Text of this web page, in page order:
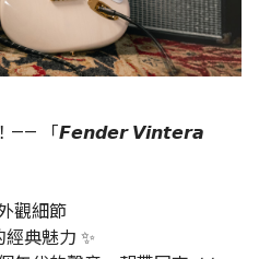
—— 「𝙁𝙚𝙣𝙙𝙚𝙧 𝙑𝙞𝙣𝙩𝙚𝙧𝙖
觀細節
典魅力 ✨